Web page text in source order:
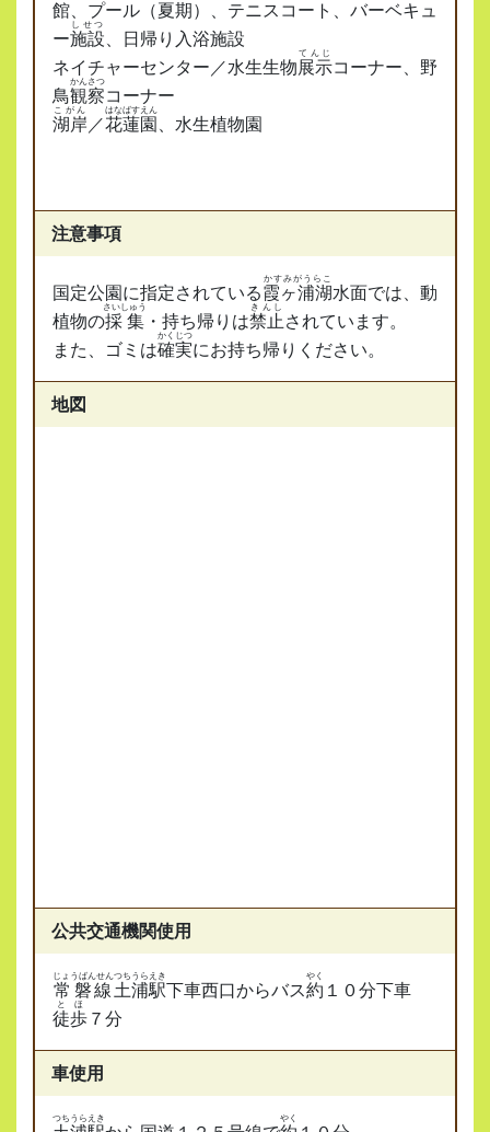
館、プール（夏期）、テニスコート、バーベキュ
ー施設
しせつ
、日帰り入浴施設
ネイチャーセンター／水生生物展示
てんじ
コーナー、野
鳥観察
かんさつ
コーナー
湖岸
こがん
／花蓮園
はなばすえん
、水生植物園
注意事項
国定公園に指定されている霞ヶ浦湖
かすみがうらこ
水面では、動
植物の採集
さいしゅう
・持ち帰りは禁止
きんし
されています。
また、ゴミは確実
かくじつ
にお持ち帰りください。
地図
公共交通機関使用
常磐線
じょうばんせん
土浦駅
つちうらえき
下車西口からバス約
やく
１０分下車
徒歩
とほ
７分
車使用
つちうらえき やく